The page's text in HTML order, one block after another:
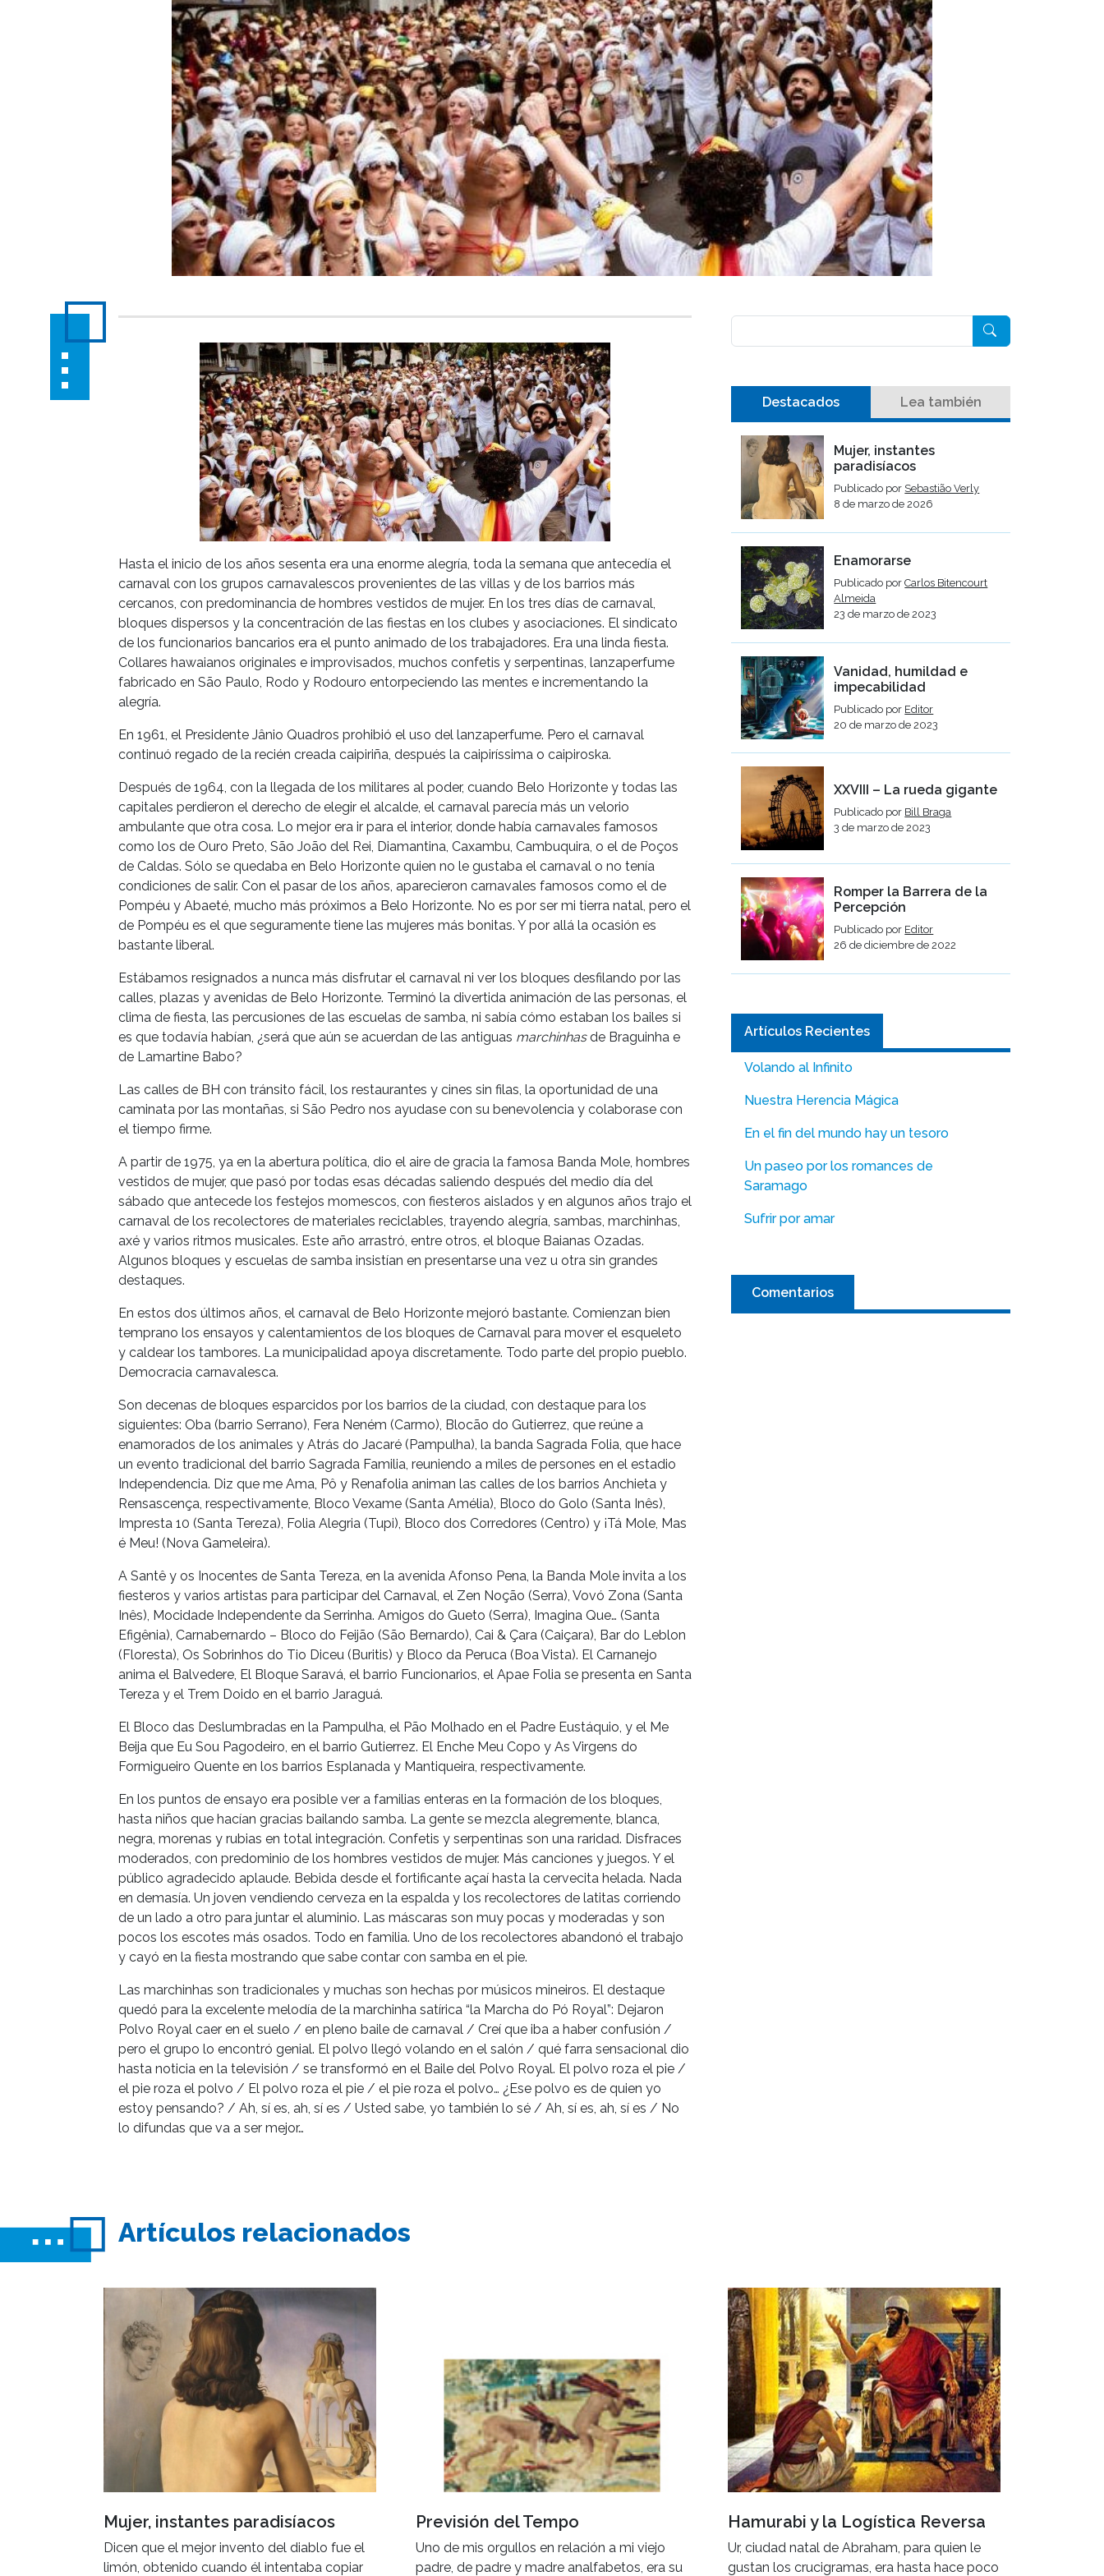
Hasta el inicio de los años sesenta era una enorme alegría, toda la semana que antecedía el
carnaval con los grupos carnavalescos provenientes de las villas y de los barrios más
cercanos, con predominancia de hombres vestidos de mujer. En los tres días de carnaval,
bloques dispersos y la concentración de las fiestas en los clubes y asociaciones. El sindicato
de los funcionarios bancarios era el punto animado de los trabajadores. Era una linda fiesta.
Collares hawaianos originales e improvisados, muchos confetis y serpentinas, lanzaperfume
fabricado en São Paulo, Rodo y Rodouro entorpeciendo las mentes e incrementando la
alegría.
En 1961, el Presidente Jânio Quadros prohibió el uso del lanzaperfume. Pero el carnaval
continuó regado de la recién creada caipiriña, después la caipiríssima o caipiroska.
Después de 1964, con la llegada de los militares al poder, cuando Belo Horizonte y todas las
capitales perdieron el derecho de elegir el alcalde, el carnaval parecía más un velorio
ambulante que otra cosa. Lo mejor era ir para el interior, donde había carnavales famosos
como los de Ouro Preto, São João del Rei, Diamantina, Caxambu, Cambuquira, o el de Poços
de Caldas. Sólo se quedaba en Belo Horizonte quien no le gustaba el carnaval o no tenía
condiciones de salir. Con el pasar de los años, aparecieron carnavales famosos como el de
Pompéu y Abaeté, mucho más próximos a Belo Horizonte. No es por ser mi tierra natal, pero el
de Pompéu es el que seguramente tiene las mujeres más bonitas. Y por allá la ocasión es
bastante liberal.
Estábamos resignados a nunca más disfrutar el carnaval ni ver los bloques desfilando por las
calles, plazas y avenidas de Belo Horizonte. Terminó la divertida animación de las personas, el
clima de fiesta, las percusiones de las escuelas de samba, ni sabía cómo estaban los bailes si
es que todavía habían, ¿será que aún se acuerdan de las antiguas marchinhasde Braguinha e
de Lamartine Babo?
Las calles de BH con tránsito fácil, los restaurantes y cines sin filas, la oportunidad de una
caminata por las montañas, si São Pedro nos ayudase con su benevolencia y colaborase con
el tiempo firme.
A partir de 1975, ya en la abertura política, dio el aire de gracia la famosa Banda Mole, hombres
vestidos de mujer, que pasó por todas esas décadas saliendo después del medio día del
sábado que antecede los festejos momescos, con fiesteros aislados y en algunos años trajo el
carnaval de los recolectores de materiales reciclables, trayendo alegría, sambas, marchinhas,
axé y varios ritmos musicales. Este año arrastró, entre otros, el bloque Baianas Ozadas.
Algunos bloques y escuelas de samba insistían en presentarse una vez u otra sin grandes
destaques.
En estos dos últimos años, el carnaval de Belo Horizonte mejoró bastante. Comienzan bien
temprano los ensayos y calentamientos de los bloques de Carnaval para mover el esqueleto
y caldear los tambores. La municipalidad apoya discretamente. Todo parte del propio pueblo.
Democracia carnavalesca.
Son decenas de bloques esparcidos por los barrios de la ciudad, con destaque para los
siguientes: Oba (barrio Serrano), Fera Neném (Carmo), Blocão do Gutierrez, que reúne a
enamorados de los animales y Atrás do Jacaré (Pampulha), la banda Sagrada Folia, que hace
un evento tradicional del barrio Sagrada Familia, reuniendo a miles de persones en el estadio
Independencia. Diz que me Ama, Pô y Renafolia animan las calles de los barrios Anchieta y
Rensascença, respectivamente, Bloco Vexame (Santa Amélia), Bloco do Golo (Santa Inês),
Impresta 10 (Santa Tereza), Folia Alegria (Tupi), Bloco dos Corredores (Centro) y ¡Tá Mole, Mas
é Meu! (Nova Gameleira).
A Santê y os Inocentes de Santa Tereza, en la avenida Afonso Pena, la Banda Mole invita a los
fiesteros y varios artistas para participar del Carnaval, el Zen Noção (Serra), Vovó Zona (Santa
Inês), Mocidade Independente da Serrinha. Amigos do Gueto (Serra), Imagina Que… (Santa
Efigênia), Carnabernardo – Bloco do Feijão (São Bernardo), Cai & Çara (Caiçara), Bar do Leblon
(Floresta), Os Sobrinhos do Tio Diceu (Buritis) y Bloco da Peruca (Boa Vista). El Carnanejo
anima el Balvedere, El Bloque Saravá, el barrio Funcionarios, el Apae Folia se presenta en Santa
Tereza y el Trem Doido en el barrio Jaraguá.
El Bloco das Deslumbradas en la Pampulha, el Pão Molhado en el Padre Eustáquio, y el Me
Beija que Eu Sou Pagodeiro, en el barrio Gutierrez. El Enche Meu Copo y As Virgens do
Formigueiro Quente en los barrios Esplanada y Mantiqueira, respectivamente.
En los puntos de ensayo era posible ver a familias enteras en la formación de los bloques,
hasta niños que hacían gracias bailando samba. La gente se mezcla alegremente, blanca,
negra, morenas y rubias en total integración. Confetis y serpentinas son una raridad. Disfraces
moderados, con predominio de los hombres vestidos de mujer. Más canciones y juegos. Y el
público agradecido aplaude. Bebida desde el fortificante açaí hasta la cervecita helada. Nada
en demasía. Un joven vendiendo cerveza en la espalda y los recolectores de latitas corriendo
de un lado a otro para juntar el aluminio. Las máscaras son muy pocas y moderadas y son
pocos los escotes más osados. Todo en familia. Uno de los recolectores abandonó el trabajo
y cayó en la fiesta mostrando que sabe contar con samba en el pie.
Las marchinhas son tradicionales y muchas son hechas por músicos mineiros. El destaque
quedó para la excelente melodía de la marchinha satírica “la Marcha do Pó Royal”: Dejaron
Polvo Royal caer en el suelo / en pleno baile de carnaval / Creí que iba a haber confusión /
pero el grupo lo encontró genial. El polvo llegó volando en el salón / qué farra sensacional dio
hasta noticia en la televisión / se transformó en el Baile del Polvo Royal. El polvo roza el pie /
el pie roza el polvo / El polvo roza el pie / el pie roza el polvo… ¿Ese polvo es de quien yo
estoy pensando? / Ah, sí es, ah, sí es / Usted sabe, yo también lo sé / Ah, sí es, ah, sí es / No
lo difundas que va a ser mejor…
Destacados Lea también
Mujer, instantes
paradisíacos
Publicado por Sebastião Verly
8 de marzo de 2026
Enamorarse
Publicado porCarlos Bitencourt
Almeida
23 de marzo de 2023
Vanidad, humildad e
impecabilidad
Publicado por Editor
20 de marzo de 2023
XXVIII – La rueda gigante
Publicado por Bill Braga
3 de marzo de 2023
Romper la Barrera de la
Percepción
Publicado por Editor
26 de diciembre de 2022
Artículos Recientes
Volando al Infinito
Nuestra Herencia Mágica
En el fin del mundo hay un tesoro
Un paseo por los romances de
Saramago
Sufrir por amar
Comentarios
Artículos relacionados
Mujer, instantes paradisíacos
Dicen que el mejor invento del diablo fue el
limón, obtenido cuando él intentaba copiar
Previsión del Tempo
Uno de mis orgullos en relación a mi viejo
padre, de padre y madre analfabetos, era su
Hamurabi y la Logística Reversa
Ur, ciudad natal de Abraham, para quien le
gustan los crucigramas, era hasta hace poco